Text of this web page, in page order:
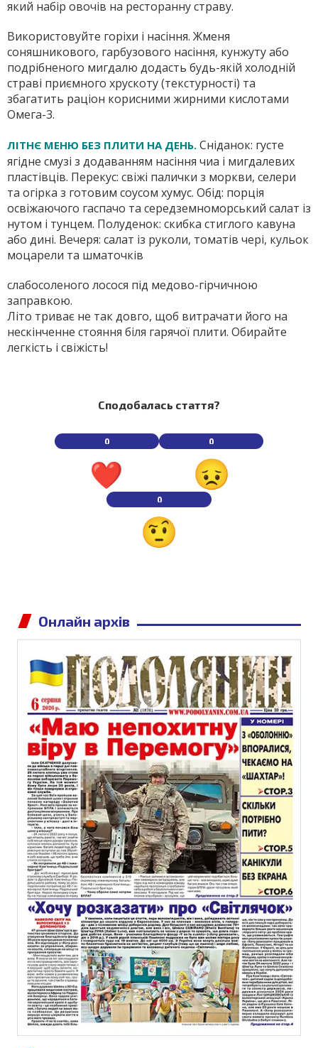
який набір овочів на ресторанну страву.
Використовуйте горіхи і насіння. Жменя
соняшникового, гарбузового насіння, кунжуту або
подрібненого мигдалю додасть будь-якій холодній
страві приємного хрускоту (текстурності) та
збагатить раціон корисними жирними кислотами
Омега-3.
ЛІТНЄ МЕНЮ БЕЗ ПЛИТИ НА ДЕНЬ. Сніданок: густе
ягідне смузі з додаванням насіння чиа і мигдалевих
пластівців. Перекус: свіжі палички з моркви, селери
та огірка з готовим соусом хумус. Обід: порція
освіжаючого гаспачо та середземноморський салат із
нутом і тунцем. Полуденок: скибка стиглого кавуна
або дині. Вечеря: салат із руколи, томатів чері, кульок
моцарели та шматочків
слабосоленого лосося під медово-гірчичною
заправкою.
Літо триває не так довго, щоб витрачати його на
нескінченне стояння біля гарячої плити. Обирайте
легкість і свіжість!
Сподобалась стаття?
0 0
0
Онлайн архів